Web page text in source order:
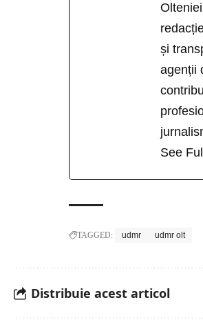
și
agenții
See
TAGGED: udmr udmr olt
Distribuie acest articol